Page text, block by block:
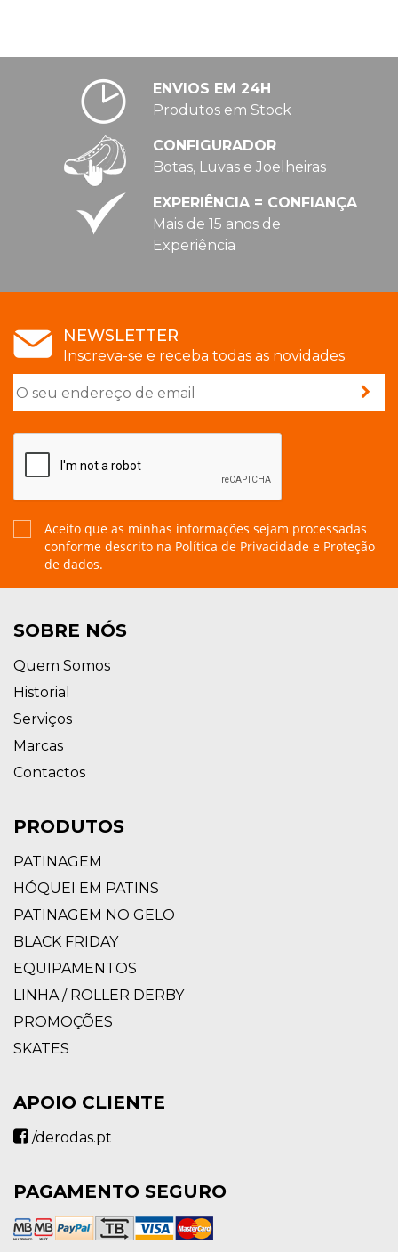
ENVIOS EM 24H
Produtos em Stock
CONFIGURADOR
Botas, Luvas e Joelheiras
EXPERIÊNCIA = CONFIANÇA
Mais de 15 anos de
Experiência
NEWSLETTER
Inscreva-se e receba todas as novidades
Aceito que as minhas informações sejam processadas
conforme descrito na Política de Privacidade e Proteção
de dados.
SOBRE NÓS
Quem Somos
Historial
Serviços
Marcas
Contactos
PRODUTOS
PATINAGEM
HÓQUEI EM PATINS
PATINAGEM NO GELO
BLACK FRIDAY
EQUIPAMENTOS
LINHA / ROLLER DERBY
PROMOÇÕES
SKATES
APOIO CLIENTE
/derodas.pt
PAGAMENTO SEGURO